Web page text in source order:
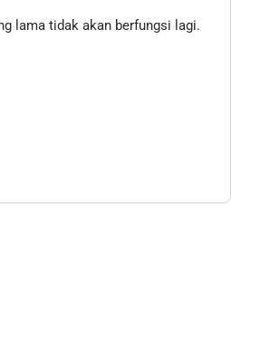
lama tidak akan berfungsi lagi.